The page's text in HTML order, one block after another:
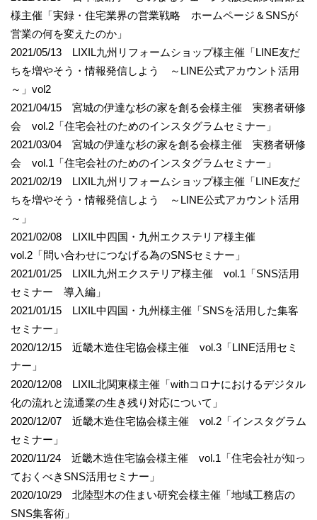
様主催「実録・住宅業界の営業戦略 ホームページ＆SNSが
営業の何を変えたのか」
2021/05/13 LIXIL九州リフォームショップ様主催「LINE友だ
ちを増やそう・情報発信しよう ～LINE公式アカウント活用
～」vol2
2021/04/15 宮城の伊達な杉の家を創る会様主催 実務者研修
会 vol.2「住宅会社のためのインスタグラムセミナー」
2021/03/04 宮城の伊達な杉の家を創る会様主催 実務者研修
会 vol.1「住宅会社のためのインスタグラムセミナー」
2021/02/19 LIXIL九州リフォームショップ様主催「LINE友だ
ちを増やそう・情報発信しよう ～LINE公式アカウント活用
～」
2021/02/08 LIXIL中四国・九州エクステリア様主催
vol.2「問い合わせにつなげる為のSNSセミナー」
2021/01/25 LIXIL九州エクステリア様主催 vol.1「SNS活用
セミナー 導入編」
2021/01/15 LIXIL中四国・九州様主催「SNSを活用した集客
セミナー」
2020/12/15 近畿木造住宅協会様主催 vol.3「LINE活用セミ
ナー」
2020/12/08 LIXIL北関東様主催「withコロナにおけるデジタル
化の流れと流通業の生き残り対応について」
2020/12/07 近畿木造住宅協会様主催 vol.2「インスタグラム
セミナー」
2020/11/24 近畿木造住宅協会様主催 vol.1「住宅会社が知っ
ておくべきSNS活用セミナー」
2020/10/29 北陸型木の住まい研究会様主催「地域工務店の
SNS集客術」